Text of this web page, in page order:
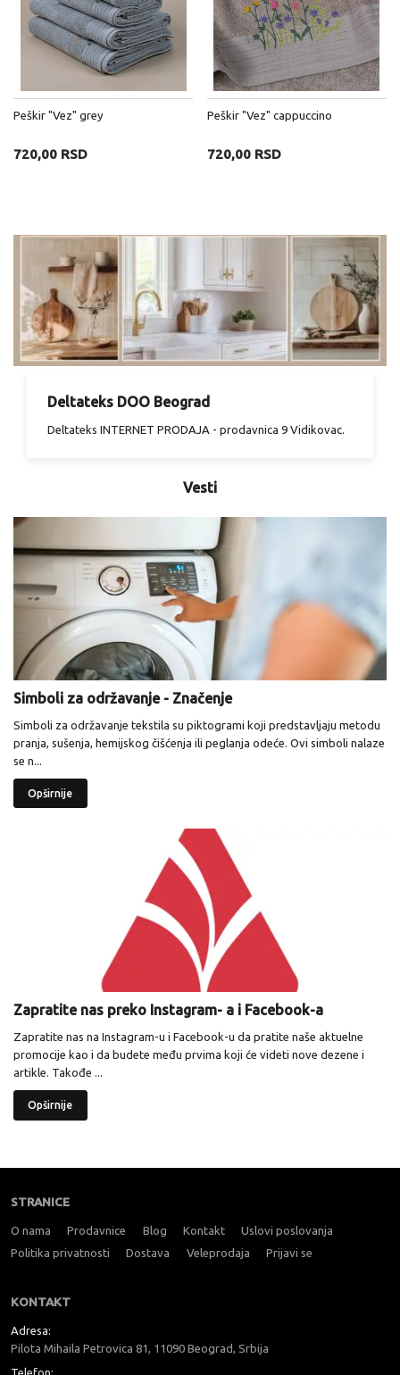
Peškir "Vez" grey
720,00 RSD
Peškir "Vez" cappuccino
720,00 RSD
Deltateks DOO Beograd
Deltateks INTERNET PRODAJA - prodavnica 9 Vidikovac.
Vesti
Simboli za održavanje - Značenje
Simboli za održavanje tekstila su piktogrami koji predstavljaju metodu
pranja, sušenja, hemijskog čišćenja ili peglanja odeće. Ovi simboli nalaze
se n...
Opširnije
Zapratite nas preko Instagram- a i Facebook-a
Zapratite nas na Instagram-u i Facebook-u da pratite naše aktuelne
promocije kao i da budete među prvima koji će videti nove dezene i
artikle. Takođe ...
Opširnije
STRANICE
O nama Prodavnice Blog Kontakt
Uslovi poslovanja
Politika privatnosti
Dostava Veleprodaja Prijavi se
KONTAKT
Adresa:
Pilota Mihaila Petrovica 81, 11090 Beograd, Srbija